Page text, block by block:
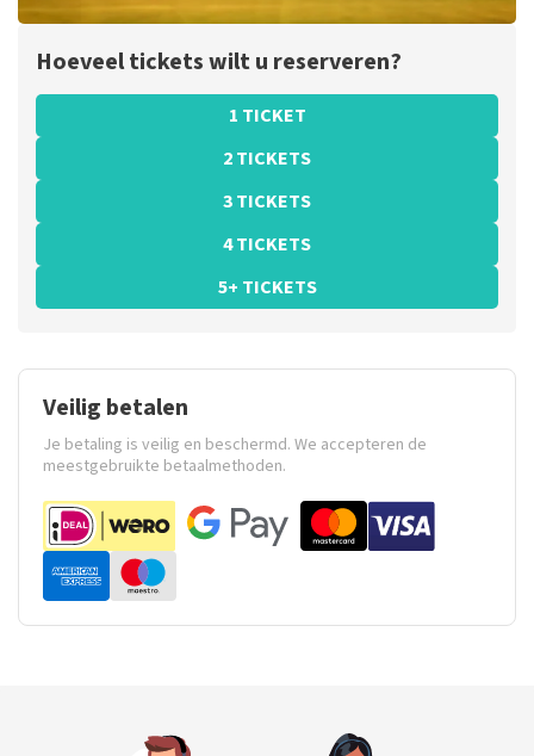
Hoeveel tickets wilt u reserveren?
1 TICKET
2 TICKETS
3 TICKETS
4 TICKETS
5+ TICKETS
Veilig betalen
Je betaling is veilig en beschermd. We accepteren de
meestgebruikte betaalmethoden.